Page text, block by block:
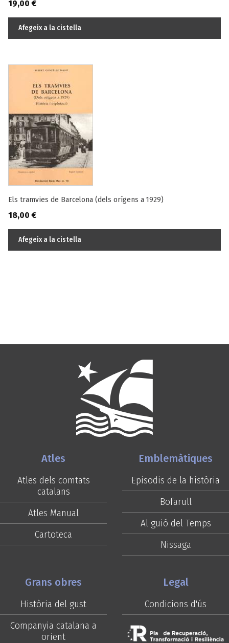
19,00€
Afegeix a la cistella
Els tramvies de Barcelona (dels orígens a 1929)
18,00€
Afegeix a la cistella
Atles
Atles dels comtats
catalans
Atles Manual
Cartoteca
Emblemàtiques
Episodis de la història
Bofarull
Al guió del Temps
Nissaga
Grans obres
Història del gust
Companyia catalana a
orient
Legal
Condicions d'ús